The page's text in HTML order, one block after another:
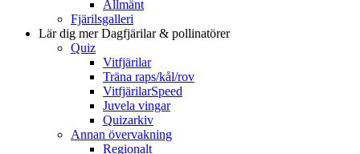
Allmänt
Fjärilsgalleri
Lär dig merDagfjärilar & pollinatörer
Quiz
Vitfjärilar
Träna raps/kål/rov
VitfjärilarSpeed
Juvela vingar
Quizarkiv
Annan övervakning
Regionalt